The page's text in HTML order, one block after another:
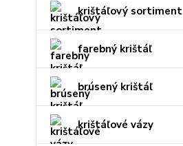
krištáľový sortiment
farebný krištáľ
brúsený krištáľ
krištáľové vázy